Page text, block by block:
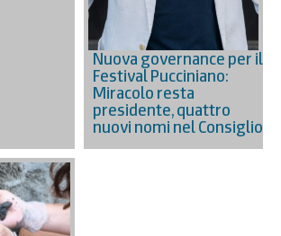
Nuova governance per il
Festival Pucciniano:
Miracolo resta
presidente, quattro
nuovi nomi nel Consiglio